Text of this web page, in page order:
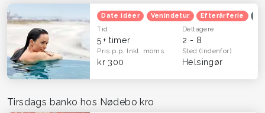
Date idéer Venindetur Efterårferie
Tid
5+ timer
Deltagere
2 - 8
Pris p.p. Inkl. moms
kr 300
Sted(Indenfor)
Helsingør
Tirsdags banko hos Nødebo kro